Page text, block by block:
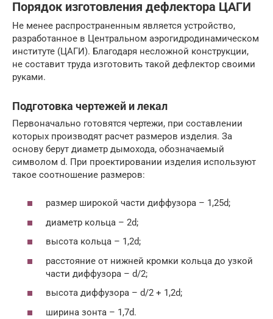
Порядок изготовления дефлектора ЦАГИ
Не менее распространенным является устройство,
разработанное в Центральном аэрогидродинамическом
институте (ЦАГИ). Благодаря несложной конструкции,
не составит труда изготовить такой дефлектор своими
руками.
Подготовка чертежей и лекал
Первоначально готовятся чертежи, при составлении
которых производят расчет размеров изделия. За
основу берут диаметр дымохода, обозначаемый
символом d. При проектировании изделия используют
такое соотношение размеров:
размер широкой части диффузора – 1,25d;
диаметр кольца – 2d;
высота кольца – 1,2d;
расстояние от нижней кромки кольца до узкой
части диффузора – d/2;
высота диффузора – d/2 + 1,2d;
ширина зонта – 1,7d.